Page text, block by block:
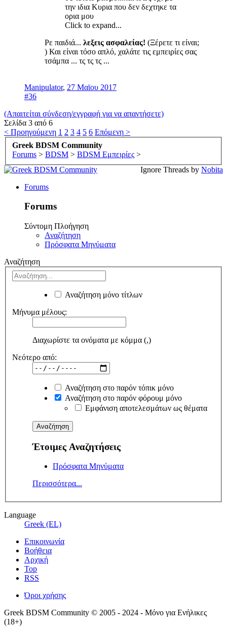
την ιδια Κυρια που δεν δεχτηκε τα
ορια μου
Click to expand...
Ρε παιδιά... λεξεις ασφαλείας! (Ξέρετε τι είναι;
) Και είναι τόσο απλό, χαλάτε τις εμπειρίες σας
τσάμπα ... τς τς τς ...
Manipulator, 27 Μαϊου 2017
#36
(Απαιτείται σύνδεση/εγγραφή για να απαντήσετε)
Σελίδα 3 από 6
< Προηγούμενη 1 2 3 4 5 6 Επόμενη >
Greek BDSM Community
Forums > BDSM > BDSM Εμπειρίες >
Ignore Threads by Nobita
Forums
Forums
Σύντομη Πλοήγηση
Αναζήτηση
Πρόσφατα Μηνύματα
Αναζήτηση
Αναζήτηση μόνο τίτλων
Μήνυμα μέλους:
Διαχωρίστε τα ονόματα με κόμμα (,)
Νεότερο από:
Αναζήτηση στο παρόν τόπικ μόνο
Αναζήτηση στο παρόν φόρουμ μόνο
Εμφάνιση αποτελεσμάτων ως θέματα
Έτοιμες Αναζητήσεις
Πρόσφατα Μηνύματα
Περισσότερα...
Language
Greek (EL)
Επικοινωνία
Βοήθεια
Αρχική
Top
RSS
Όροι χρήσης
Greek BDSM Community © 2005 - 2024 - Μόνο για Ενήλικες
(18+)